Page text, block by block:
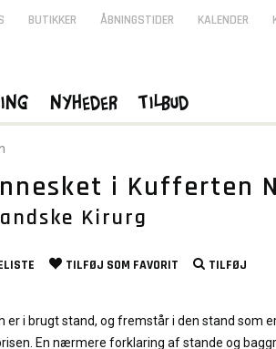
i Kufferten
Kirurg
TILFØJ SOM FAVORIT
TILFØJ
er i brugt stand, og fremstår i den stand som
En nærmere forklaring af stande og
BUTIKKER ÅBNINGSTIDER KALENDER
Nyheder Tilbud